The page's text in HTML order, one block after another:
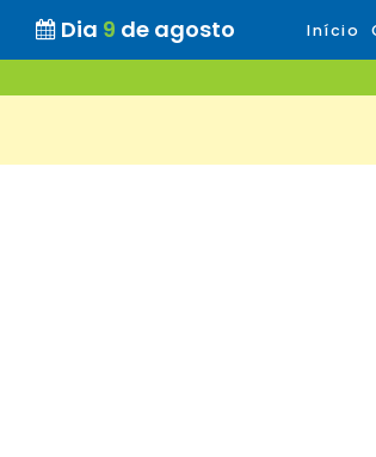
Dia 9 de agosto Início